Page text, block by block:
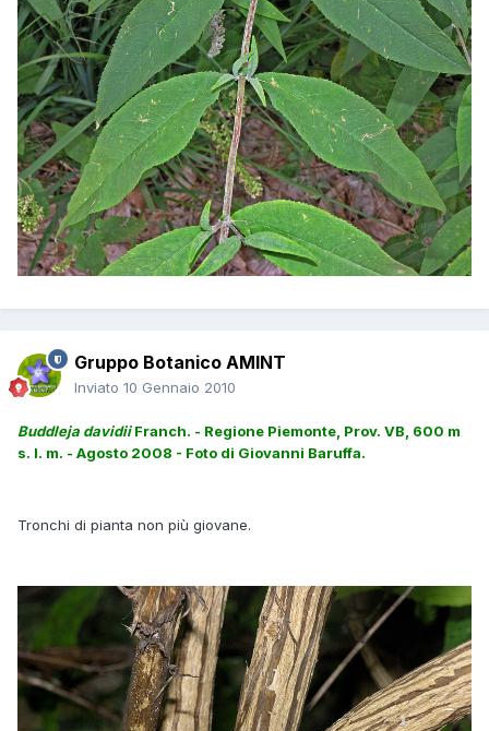
Gruppo Botanico AMINT
Inviato 10 Gennaio 2010
Buddleja davidiiFranch. - Regione Piemonte, Prov. VB, 600 m
s. l. m. - Agosto 2008 - Foto di Giovanni Baruffa.
Tronchi di pianta non più giovane.